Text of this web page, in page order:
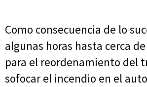
Como consecuencia de lo
algunas horas hasta cerca
para el reordenamiento del
sofocar el incendio en el